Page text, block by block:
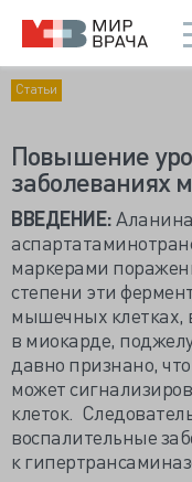
Статьи
Повышение
заболеваниях
ВВЕДЕНИЕ:
маркерами
степени эти
мышечных клетках,
в миокарде,
давно признано,
может
клеток.
воспалительные
к